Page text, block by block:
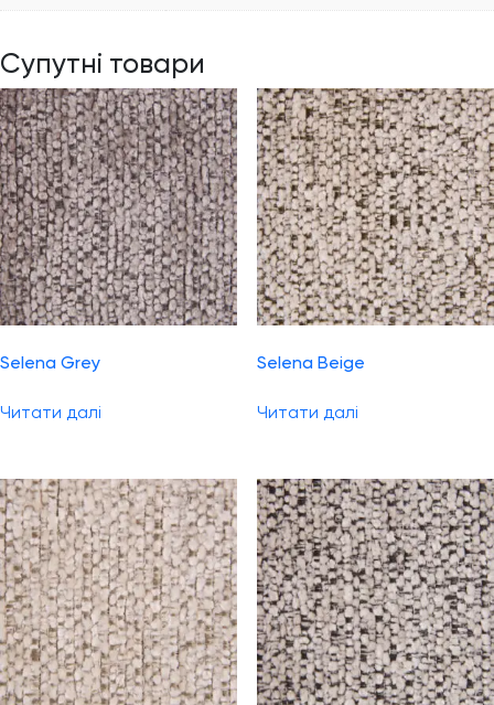
Супутні товари
Selena Grey
Читати далі
Selena Beige
Читати далі